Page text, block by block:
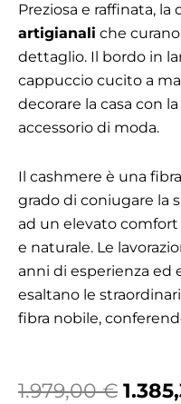
Preziosa e raffinata,
artigianali che
dettaglio. Il bordo in
cappuccio cucito a
decorare la casa con
accessorio di moda.
Il cashmere è una
grado di coniugare la
ad un elevato
e naturale. Le
anni di esperienza ed
esaltano le
fibra nobile,
1.979,00€ Il